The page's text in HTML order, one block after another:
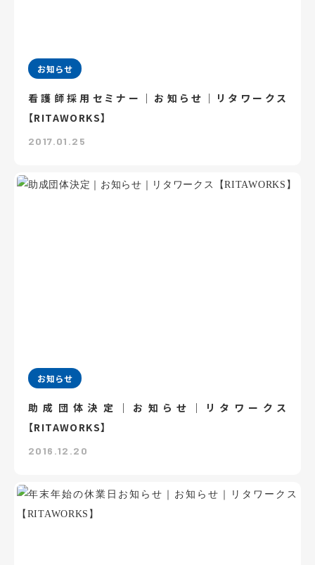
お知らせ
看護師採用セミナー｜お知らせ｜リタワークス
【RITAWORKS】
2017.01.25
お知らせ
助成団体決定｜お知らせ｜リタワークス
【RITAWORKS】
2016.12.20